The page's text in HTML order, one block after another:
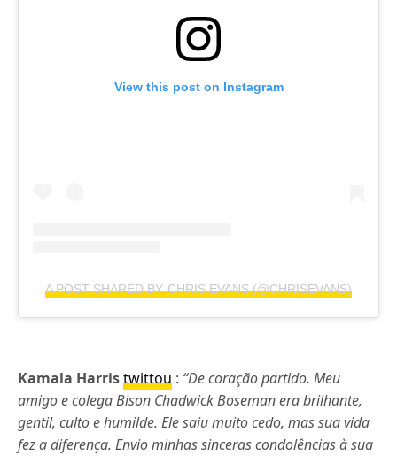
View this post on Instagram
A POST SHARED BY CHRIS EVANS (@CHRISEVANS)
Kamala Harristwittou : “De coração partido. Meu
amigo e colega Bison Chadwick Boseman era brilhante,
gentil, culto e humilde. Ele saiu muito cedo, mas sua vida
fez a diferença. Envio minhas sinceras condolências à sua